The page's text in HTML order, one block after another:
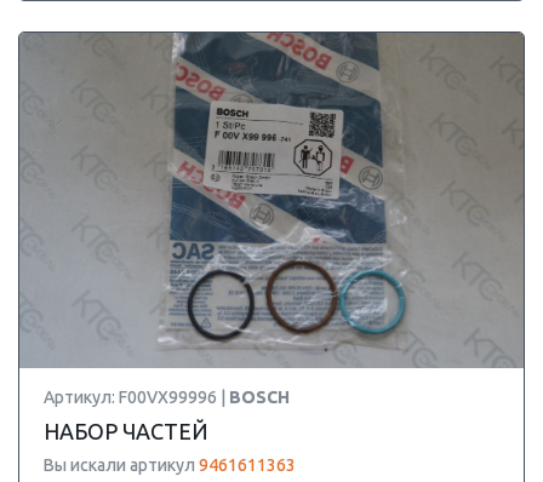
Артикул: F00VX99996 | BOSCH
НАБОР ЧАСТЕЙ
Вы искали артикул 9461611363